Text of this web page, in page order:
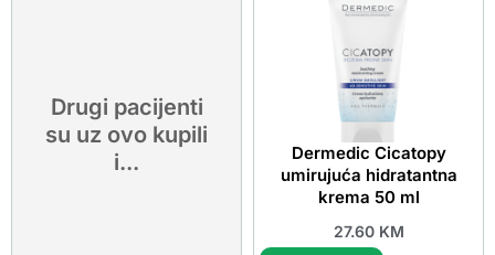
Drugi pacijenti
su uz ovo kupili
i...
Dermedic Cicatopy
umirujuća hidratantna
krema 50 ml
27.60 KM